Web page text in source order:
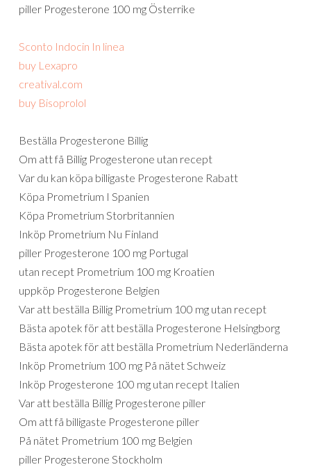
piller Progesterone 100 mg Österrike
Sconto Indocin In linea
buy Lexapro
creatival.com
buy Bisoprolol
Beställa Progesterone Billig
Om att få Billig Progesterone utan recept
Var du kan köpa billigaste Progesterone Rabatt
Köpa Prometrium I Spanien
Köpa Prometrium Storbritannien
Inköp Prometrium Nu Finland
piller Progesterone 100 mg Portugal
utan recept Prometrium 100 mg Kroatien
uppköp Progesterone Belgien
Var att beställa Billig Prometrium 100 mg utan recept
Bästa apotek för att beställa Progesterone Helsingborg
Bästa apotek för att beställa Prometrium Nederländerna
Inköp Prometrium 100 mg På nätet Schweiz
Inköp Progesterone 100 mg utan recept Italien
Var att beställa Billig Progesterone piller
Om att få billigaste Progesterone piller
På nätet Prometrium 100 mg Belgien
piller Progesterone Stockholm